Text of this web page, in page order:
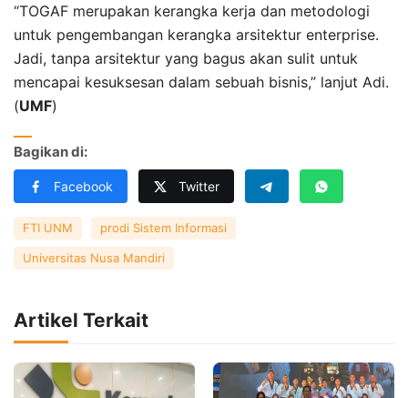
“TOGAF merupakan kerangka kerja dan metodologi
untuk pengembangan kerangka arsitektur enterprise.
Jadi, tanpa arsitektur yang bagus akan sulit untuk
mencapai kesuksesan dalam sebuah bisnis,” lanjut Adi.
(UMF)
Bagikan di:
Facebook Twitter
FTI UNM prodi Sistem Informasi
Universitas Nusa Mandiri
Artikel Terkait